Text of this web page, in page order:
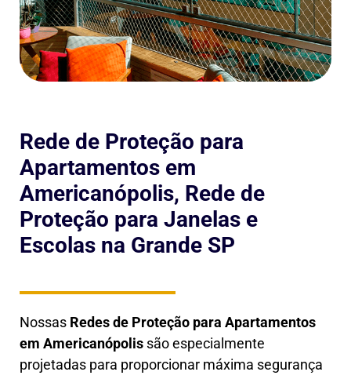
Rede de Proteção para
Apartamentos em
Americanópolis, Rede de
Proteção para Janelas e
Escolas na Grande SP
Nossas Redes de Proteção para Apartamentos
em Americanópolis são especialmente
projetadas para proporcionar máxima segurança